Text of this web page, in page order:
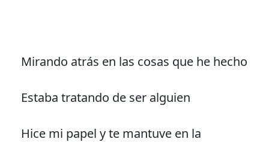
Mirando atrás en las cosas que he hecho
Estaba tratando de ser alguien
Hice mi papel y te mantuve en la